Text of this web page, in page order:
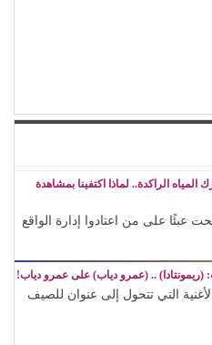
الراكدة.. لماذا اكتفينا بمشاهدة
عبئًا على من اعتادوا إدارة الواقع
(ريمونتادا) .. (عمرو دياب) على عمرو دياب!
التي تتحول إلى عنوان للصيف